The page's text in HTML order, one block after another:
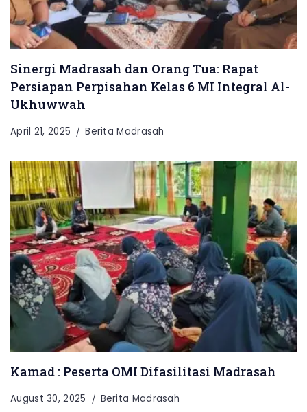
Sinergi Madrasah dan Orang Tua: Rapat
Persiapan Perpisahan Kelas 6 MI Integral Al-
Ukhuwwah
April 21, 2025 Berita Madrasah
Kamad : Peserta OMI Difasilitasi Madrasah
August 30, 2025 Berita Madrasah